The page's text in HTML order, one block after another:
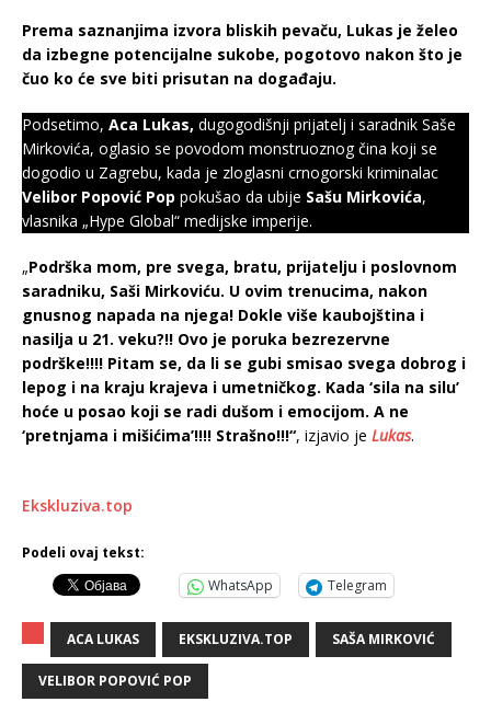
Prema saznanjima izvora bliskih pevaču, Lukas je želeo
da izbegne potencijalne sukobe, pogotovo nakon što je
čuo ko će sve biti prisutan na događaju.
Podsetimo, Aca Lukas, dugogodišnji prijatelj i saradnik Saše
Mirkovića, oglasio se povodom monstruoznog čina koji se
dogodio u Zagrebu, kada je zloglasni crnogorski kriminalac
Velibor Popović Pop pokušao da ubije Sašu Mirkovića,
vlasnika „Hype Global“ medijske imperije.
„Podrška mom, pre svega, bratu, prijatelju i poslovnom
saradniku, Saši Mirkoviću. U ovim trenucima, nakon
gnusnog napada na njega! Dokle više kaubojština i
nasilja u 21. veku?!! Ovo je poruka bezrezervne
podrške!!!! Pitam se, da li se gubi smisao svega dobrog i
lepog i na kraju krajeva i umetničkog. Kada ‘sila na silu’
hoće u posao koji se radi dušom i emocijom. A ne
‘pretnjama i mišićima’!!!! Strašno!!!“, izjavio je Lukas.
Ekskluziva.top
Podeli ovaj tekst:
WhatsApp
Telegram
ACA LUKAS EKSKLUZIVA.TOP SAŠA MIRKOVIĆ
VELIBOR POPOVIĆ POP